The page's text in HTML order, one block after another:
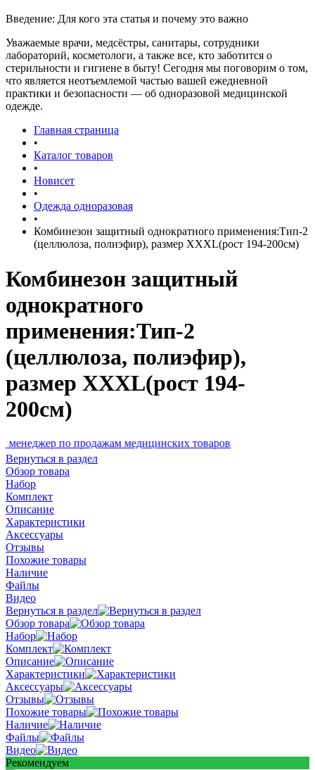
Введение: Для кого эта статья и почему это важно
Уважаемые врачи, медсёстры, санитары, сотрудники
лабораторий, косметологи, а также все, кто заботится о
стерильности и гигиене в быту! Сегодня мы поговорим о том,
что является неотъемлемой частью вашей ежедневной
практики и безопасности — об одноразовой медицинской
одежде.
Главная страница
•
Каталог товаров
•
Новисет
•
Одежда одноразовая
•
Комбинезон защитный однократного применения:Тип-2
(целлюлоза, полиэфир), размер XXXL(рост 194-200см)
Комбинезон защитный
однократного
применения:Тип-2
(целлюлоза, полиэфир),
размер XXXL(рост 194-
200см)
по продажам медицинских товаров
Вернуться в раздел
Обзор товара
Набор
Комплект
Описание
Характеристики
Аксессуары
Отзывы
Похожие товары
Наличие
Файлы
Видео
Вернуться в раздел
Обзор товара
Набор
Комплект
Описание
Характеристики
Аксессуары
Отзывы
Похожие товары
Наличие
Файлы
Видео
Рекомендуем